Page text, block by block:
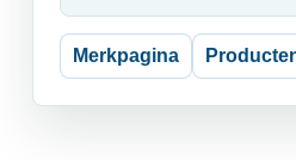
Merkpagina